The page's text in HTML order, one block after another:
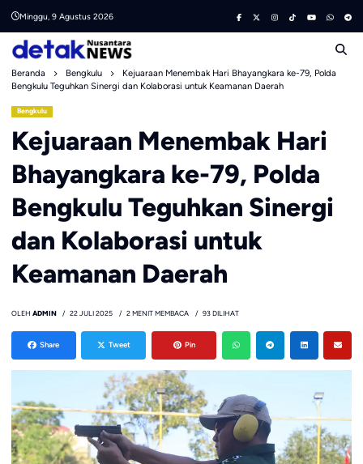
content
Minggu, 9 Agustus 2026
Beranda Bengkulu
Kejuaraan Menembak Hari Bhayangkara ke-79, Polda
Bengkulu Teguhkan Sinergi dan Kolaborasi untuk Keamanan Daerah
Bengkulu
Kejuaraan Menembak Hari
Bhayangkara ke-79, Polda
Bengkulu Teguhkan Sinergi
dan Kolaborasi untuk
Keamanan Daerah
OLEH ADMIN 22 JULI 2025 2 MENIT MEMBACA 93 DILIHAT
Share Tweet Pin